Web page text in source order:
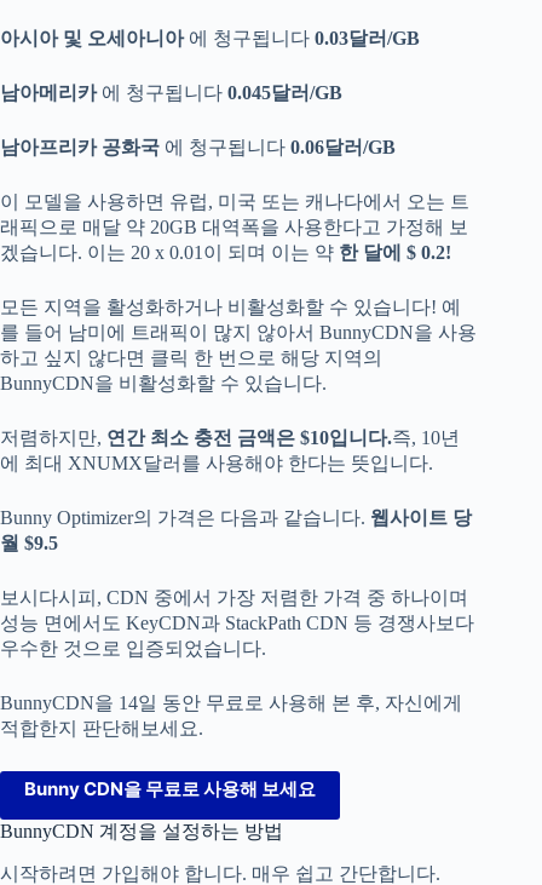
아시아 및 오세아니아에 청구됩니다 0.03달러/GB
남아메리카에 청구됩니다 0.045달러/GB
남아프리카 공화국 에 청구됩니다 0.06달러/GB
이 모델을 사용하면 유럽, 미국 또는 캐나다에서 오는 트
래픽으로 매달 약 20GB 대역폭을 사용한다고 가정해 보
겠습니다. 이는 20 x 0.01이 되며 이는 약 한 달에 $ 0.2!
모든 지역을 활성화하거나 비활성화할 수 있습니다! 예
를 들어 남미에 트래픽이 많지 않아서 BunnyCDN을 사용
하고 싶지 않다면 클릭 한 번으로 해당 지역의
BunnyCDN을 비활성화할 수 있습니다.
저렴하지만, 연간 최소 충전 금액은 $10입니다.즉, 10년
에 최대 XNUMX달러를 사용해야 한다는 뜻입니다.
Bunny Optimizer의 가격은 다음과 같습니다. 웹사이트 당
월 $9.5
보시다시피, CDN 중에서 가장 저렴한 가격 중 하나이며
성능 면에서도 KeyCDN과 StackPath CDN 등 경쟁사보다
우수한 것으로 입증되었습니다.
BunnyCDN을 14일 동안 무료로 사용해 본 후, 자신에게
적합한지 판단해보세요.
Bunny CDN을 무료로 사용해 보세요
BunnyCDN 계정을 설정하는 방법
시작하려면 가입해야 합니다. 매우 쉽고 간단합니다.